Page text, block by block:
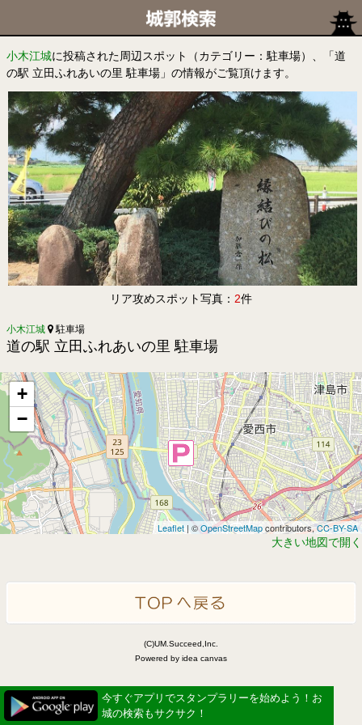
小木江城に投稿された周辺スポット（カテゴリー：駐車場）、「道
の駅 立田ふれあいの里 駐車場」の情報がご覧頂けます。
リア攻めスポット写真： 2件
小木江城 駐車場
道の駅 立田ふれあいの里 駐車場
+
−
Leaflet | ©OpenStreetMapcontributors,CC-BY-SA
大きい地図で開く
(C)UM.Succeed,Inc.
Powered by idea canvas
今すぐアプリでスタンプラリーを始めよう！お
城の検索もサクサク！